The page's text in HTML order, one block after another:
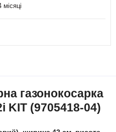
місяці
газонокосарка
KIT (9705418-04)